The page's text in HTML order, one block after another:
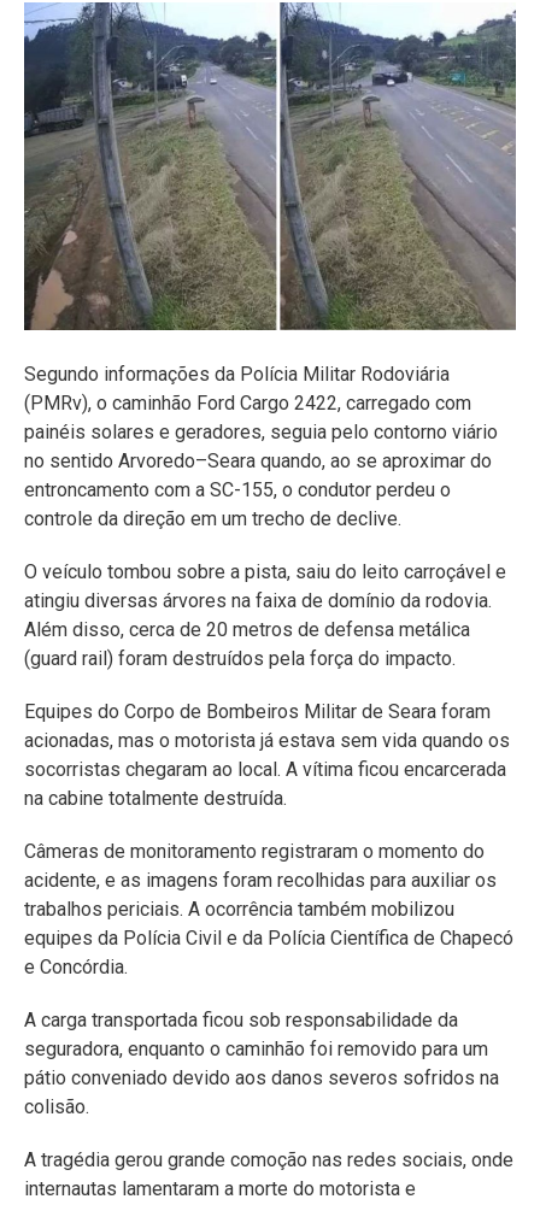
Segundo informações da Polícia Militar Rodoviária
(PMRv), o caminhão Ford Cargo 2422, carregado com
painéis solares e geradores, seguia pelo contorno viário
no sentido Arvoredo–Seara quando, ao se aproximar do
entroncamento com a SC-155, o condutor perdeu o
controle da direção em um trecho de declive.
O veículo tombou sobre a pista, saiu do leito carroçável e
atingiu diversas árvores na faixa de domínio da rodovia.
Além disso, cerca de 20 metros de defensa metálica
(guard rail) foram destruídos pela força do impacto.
Equipes do Corpo de Bombeiros Militar de Seara foram
acionadas, mas o motorista já estava sem vida quando os
socorristas chegaram ao local. A vítima ficou encarcerada
na cabine totalmente destruída.
Câmeras de monitoramento registraram o momento do
acidente, e as imagens foram recolhidas para auxiliar os
trabalhos periciais. A ocorrência também mobilizou
equipes da Polícia Civil e da Polícia Científica de Chapecó
e Concórdia.
A carga transportada ficou sob responsabilidade da
seguradora, enquanto o caminhão foi removido para um
pátio conveniado devido aos danos severos sofridos na
colisão.
A tragédia gerou grande comoção nas redes sociais, onde
internautas lamentaram a morte do motorista e